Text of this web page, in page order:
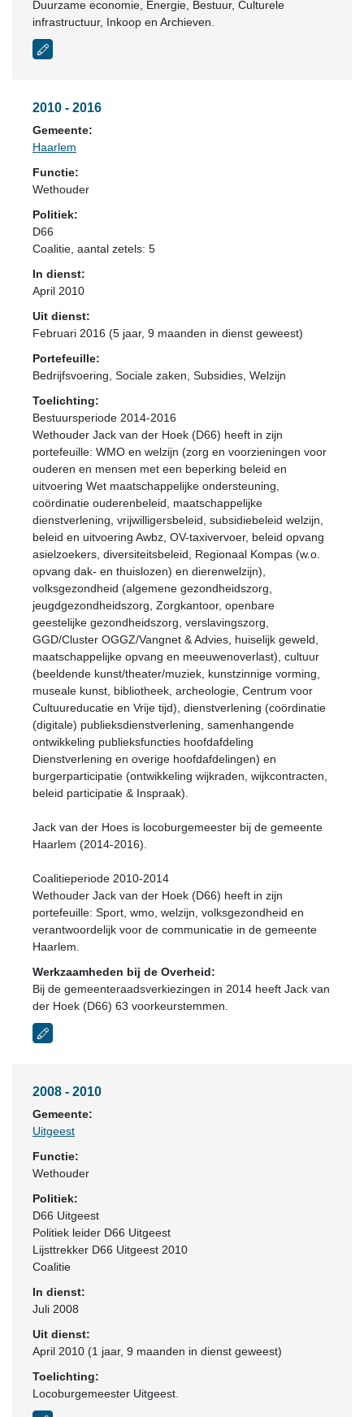
Duurzame economie, Energie, Bestuur, Culturele
infrastructuur, Inkoop en Archieven.
2010 - 2016
Gemeente:
Haarlem
Functie:
Wethouder
Politiek:
D66
Coalitie , aantal zetels: 5
In dienst:
April 2010
Uit dienst:
Februari 2016 (5 jaar, 9 maanden in dienst geweest)
Portefeuille:
Bedrijfsvoering, Sociale zaken, Subsidies, Welzijn
Toelichting:
Bestuursperiode 2014-2016
Wethouder Jack van der Hoek (D66) heeft in zijn
portefeuille: WMO en welzijn (zorg en voorzieningen voor
ouderen en mensen met een beperking beleid en
uitvoering Wet maatschappelijke ondersteuning,
coördinatie ouderenbeleid, maatschappelijke
dienstverlening, vrijwilligersbeleid, subsidiebeleid welzijn,
beleid en uitvoering Awbz, OV-taxivervoer, beleid opvang
asielzoekers, diversiteitsbeleid, Regionaal Kompas (w.o.
opvang dak- en thuislozen) en dierenwelzijn),
volksgezondheid (algemene gezondheidszorg,
jeugdgezondheidszorg, Zorgkantoor, openbare
geestelijke gezondheidszorg, verslavingszorg,
GGD/Cluster OGGZ/Vangnet & Advies, huiselijk geweld,
maatschappelijke opvang en meeuwenoverlast), cultuur
(beeldende kunst/theater/muziek, kunstzinnige vorming,
museale kunst, bibliotheek, archeologie, Centrum voor
Cultuureducatie en Vrije tijd), dienstverlening (coördinatie
(digitale) publieksdienstverlening, samenhangende
ontwikkeling publieksfuncties hoofdafdeling
Dienstverlening en overige hoofdafdelingen) en
burgerparticipatie (ontwikkeling wijkraden, wijkcontracten,
beleid participatie & Inspraak).
Jack van der Hoes is locoburgemeester bij de gemeente
Haarlem (2014-2016).
Coalitieperiode 2010-2014
Wethouder Jack van der Hoek (D66) heeft in zijn
portefeuille: Sport, wmo, welzijn, volksgezondheid en
verantwoordelijk voor de communicatie in de gemeente
Haarlem.
Werkzaamheden bij de Overheid:
Bij de gemeenteraadsverkiezingen in 2014 heeft Jack van
der Hoek (D66) 63 voorkeurstemmen.
2008 - 2010
Gemeente:
Uitgeest
Functie:
Wethouder
Politiek:
D66 Uitgeest
Politiek leider D66 Uitgeest
Lijsttrekker D66 Uitgeest 2010
Coalitie
In dienst:
Juli 2008
Uit dienst:
April 2010 (1 jaar, 9 maanden in dienst geweest)
Toelichting:
Locoburgemeester Uitgeest.